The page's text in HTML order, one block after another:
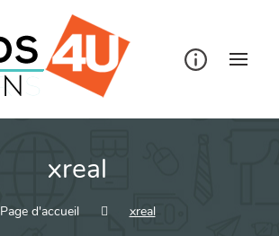
xreal
Page d'accueil xreal